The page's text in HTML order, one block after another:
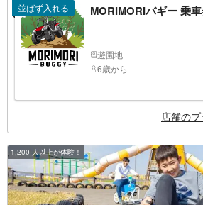
MORIMORIバギー 乗
遊園地
6歳から
並ばず入れる
店舗の
1,200 人以上が体験！